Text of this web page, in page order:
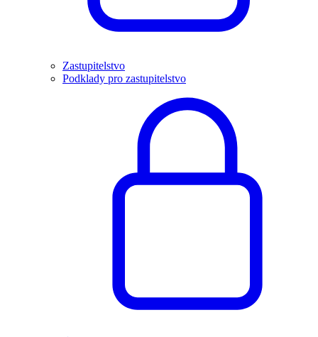
Zastupitelstvo
Podklady pro zastupitelstvo